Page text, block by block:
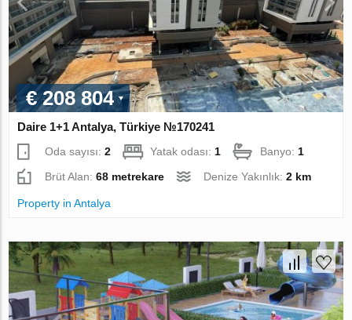
€ 208 804
Daire 1+1 Antalya, Türkiye №170241
Oda sayısı:2 Yatak odası:1 Banyo:1
Brüt Alan:68 metrekare Denize Yakınlık:2 km
Property in Antalya